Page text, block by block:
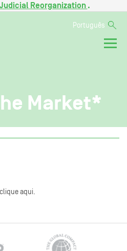
Reorganization .
Português
Market*
aqui.